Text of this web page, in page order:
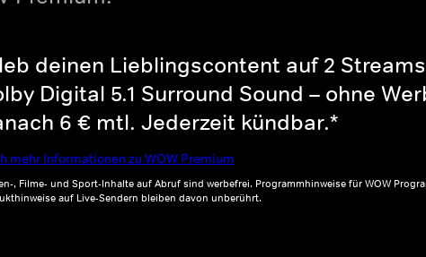
deinen Lieblingscontent auf 2
Digital 5.1 Surround Sound – ohne
6 € mtl. Jederzeit kündbar.*
mehr Informationen zu WOW Premium
, Filme- und Sport-Inhalte auf Abruf sind werbefrei. Programmhinweise für WOW
auf Live-Sendern bleiben davon unberührt.